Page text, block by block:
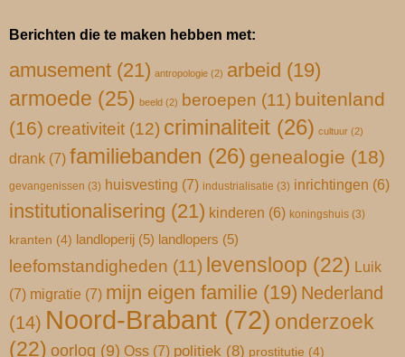
Berichten die te maken hebben met:
amusement (21) antropologie (2) arbeid (19)
armoede (25) beeld (2) beroepen (11) buitenland
(16) creativiteit (12) criminaliteit (26) cultuur (2)
drank (7) familiebanden (26) genealogie (18)
gevangenissen (3) huisvesting (7) industrialisatie (3) inrichtingen (6)
institutionalisering (21) kinderen (6) koningshuis (3)
kranten (4) landloperij (5) landlopers (5)
leefomstandigheden (11) levensloop (22) Luik
(7) migratie (7) mijn eigen familie (19) Nederland
(14) Noord-Brabant (72) onderzoek
(22) oorlog (9) Oss (7) politiek (8) prostitutie (4)